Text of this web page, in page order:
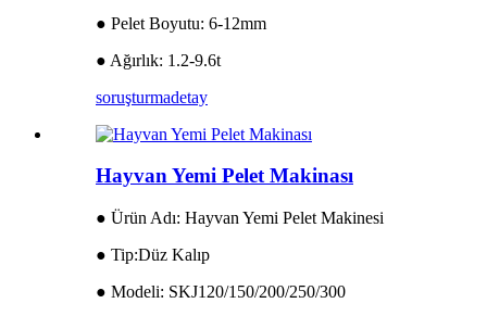
● Pelet Boyutu: 6-12mm
● Ağırlık: 1.2-9.6t
soruşturmadetay
Hayvan Yemi Pelet Makinası
● Ürün Adı: Hayvan Yemi Pelet Makinesi
● Tip:Düz Kalıp
● Modeli: SKJ120/150/200/250/300